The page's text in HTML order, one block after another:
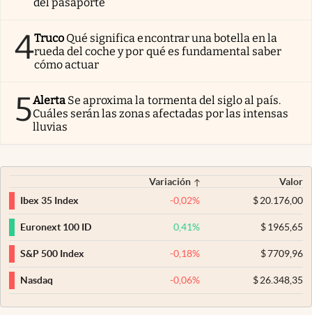
4Truco Qué significa encontrar una botella en la
rueda del coche y por qué es fundamental saber
cómo actuar
5Alerta Se aproxima la tormenta del siglo al país.
Cuáles serán las zonas afectadas por las intensas
lluvias
Variación
Valor
Ibex 35 Index
-0,02% $20.176,00
Euronext 100 ID 0,41% $1965,65
S&P 500 Index -0,18% $7709,96
Nasdaq -0,06% $26.348,35